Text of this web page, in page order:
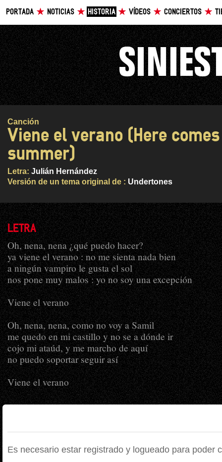
PORTADA NOTICIAS HISTORIA VÍDEOS CONCIERTOS
Canción
Viene el verano (Here
summer)
Letra: Julián Hernández
Versión de un tema original de : Undertones
LETRA
Oh, nena, nena ¿qué puedo hacer?
ya viene el verano : no me sienta nada bien
a ningún vampiro le gusta el sol
nos pone muy malos : yo no soy una excepción
Viene el verano
Oh, nena, nena, como no voy a Samil
me quedo en mi castillo y no se a dónde ir
cojo mi ataúd, y me marcho de aquí
no puedo soportar seguir así
Viene el verano
Es necesario estar registrado y logueado para poder